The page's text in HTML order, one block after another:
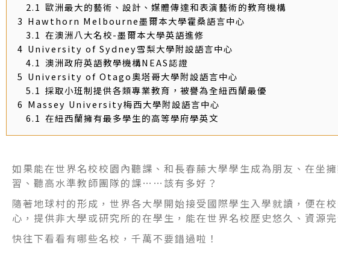
2.1 歐洲最大的藝術、設計、媒體傳達和表演藝術的教育機構
3 Hawthorn Melbourne墨爾本大學霍桑語言中心
3.1 在澳洲八大名校-墨爾本大學英語進修
4 University of Sydney雪梨大學附設語言中心
4.1 澳洲政府英語教學機構NEAS認證
5 University of Otago奧塔哥大學附設語言中心
5.1 採取小班制提供各類專業教育，被譽為全紐西蘭最優
6 Massey University梅西大學附設語言中心
6.1 在紐西蘭擁有最多學生的高等學府學英文
如果能在世界名校校園內聽課、和長春藤大學學生成為朋友、在坐
習、聽高水準教師團隊的課……該有多好？
隨著地球村的形成，世界各大學開始接受國際學生入學就讀，便在
心，提供非大學或研究所的在學生，能在世界名校歷史悠久、資源
快往下看看有哪些名校，千萬不要錯過啦！